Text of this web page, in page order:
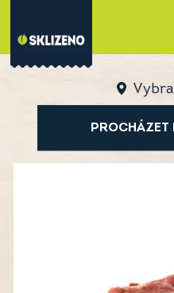
PROCHÁZET